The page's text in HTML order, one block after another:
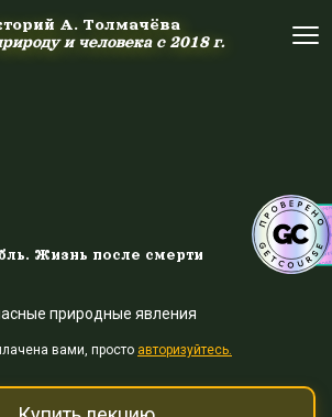
страницы: #uppage
А. Толмачёва
и человека с 2018 г.
шоу и путешествия
Акция дня
Выйти
А. Толмачёва
и человека с 2018 г.
шоу и путешествия
Акция дня
Войти
Жизнь после смерти
природные явления
вами, просто авторизуйтесь.